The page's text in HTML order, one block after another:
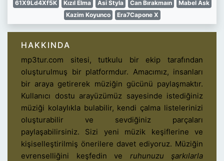
61X9Ld4Xf5K
Kızıl Elma Asi Styla Can Bırakmaın
Mabel Ask
Kazim Koyunco
Era7Capone X
HAKKINDA
mp3tur.com sitesi, tutkulu bir ekip tarafından
oluşturulmuş bir platformdur. Amacımız, insanları
bir araya getirerek müziğin gücünü paylaşmaktır.
Kullanıcı dostu arayüzümüz sayesinde istediğiniz
müziği kolaylıkla bulabilir, kendi çalma listelerinizi
oluşturabilir ve sevdiğiniz parçaları
paylaşabilirsiniz. Sizi yeni müzik keşiflerine ve
kişiselleştirilmiş önerilere davet ediyoruz. Müziğin
evrenselliğini keşfedin ve ruhunuzu şarkılarla